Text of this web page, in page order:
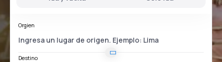
Orgien
Destino